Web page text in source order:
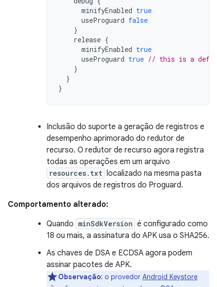
minifyEnabled true
useProguard false
}
release {
minifyEnabled true
useProguard true // this is a
}
}
}
Inclusão do suporte a geração de registros e
desempenho aprimorado do redutor de
recurso. O redutor de recurso agora registra
todas as operações em um arquivo
resources.txt localizado na mesma pasta
dos arquivos de registros do Proguard.
Comportamento alterado:
Quando minSdkVersion é configurado como
18 ou mais, a assinatura do APK usa o SHA256.
As chaves de DSA e ECDSA agora podem
assinar pacotes de APK.
Observação: o provedor Android Keystore